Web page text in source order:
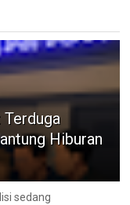
Terduga
Hiburan
sedang